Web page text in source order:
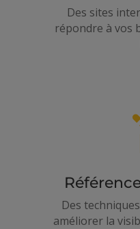
Des sites
répondre à vos
Des
améliorer la